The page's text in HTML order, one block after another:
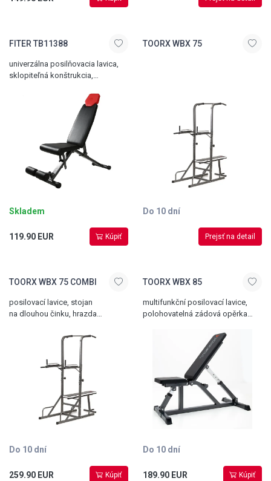
FITER TB11388
univerzálna posilňovacia lavica,
sklopiteľná konštrukcia,
aj sedák, celková nosnosť 300 kg,
Skladem
119.90 EUR Kúpiť
TOORX WBX 75
Do 10 dní
Prejsť na detail
TOORX WBX 75 COMBI
posilovací lavice, stojan
na dlouhou činku, hrazda
Do 10 dní
259.90 EUR Kúpiť
TOORX WBX 85
multifunkční posilovací lavice,
polohovatelná zádová opěrka
Do 10 dní
189.90 EUR Kúpiť